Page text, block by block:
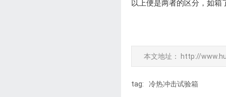
以上便是两者的区分，如箱
本文地址： http://
tag: 冷热冲击试验箱